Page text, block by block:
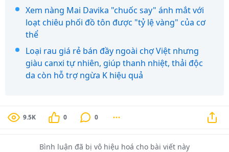
Xem nàng Mai Davika "chuốc say" ánh mắt với
loạt chiêu phối đồ tôn được "tỷ lệ vàng" của cơ
thể
Loại rau giá rẻ bán đầy ngoài chợ Việt nhưng
giàu canxi tự nhiên, giúp thanh nhiệt, thải độc
da còn hỗ trợ ngừa K hiệu quả
9.5K 0 0
Bình luận đã bị vô hiệu hoá cho bài viết này